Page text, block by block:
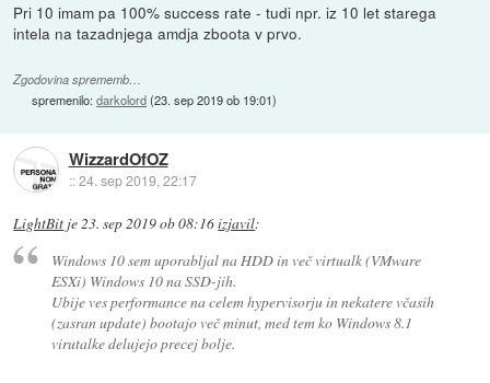
Pri 10 imam pa 100% success rate - tudi npr. iz 10 let starega
intela na tazadnjega amdja zboota v prvo.
Zgodovina sprememb…
spremenilo:darkolord(23. sep 2019 ob 19:01)
WizzardOfOZ
::24. sep 2019, 22:17
LightBit je23. sep 2019 ob 08:16izjavil:
Windows 10 sem uporabljal na HDD in več virtualk (VMware
ESXi) Windows 10 na SSD-jih.
Ubije ves performance na celem hypervisorju in nekatere včasih
(zasran update) bootajo več minut, med tem ko Windows 8.1
virutalke delujejo precej bolje.